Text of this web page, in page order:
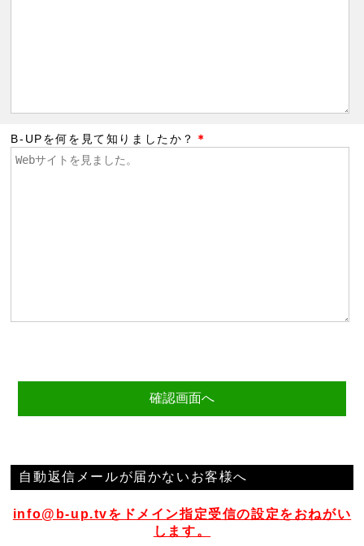
B-UPを何を見て知りましたか？ ＊
自動返信メールが届かないお客様へ
info@b-up.tvをドメイン指定受信の設定をおねがい
します。